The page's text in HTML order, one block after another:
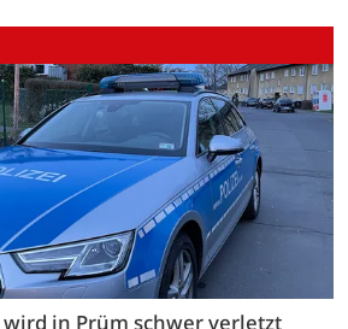
in Prüm schwer verletzt